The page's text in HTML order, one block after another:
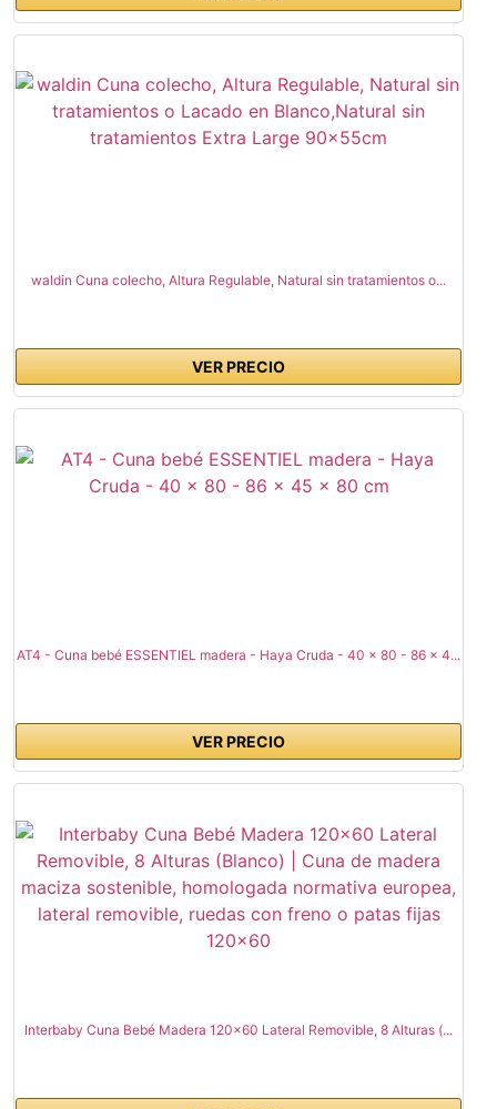
waldin Cuna colecho, Altura Regulable, Natural sin tratamientos o...
VER PRECIO
AT4 - Cuna bebé ESSENTIEL madera - Haya Cruda - 40 x 80 - 86 x 4...
VER PRECIO
Interbaby Cuna Bebé Madera 120x60 Lateral Removible, 8 Alturas (...